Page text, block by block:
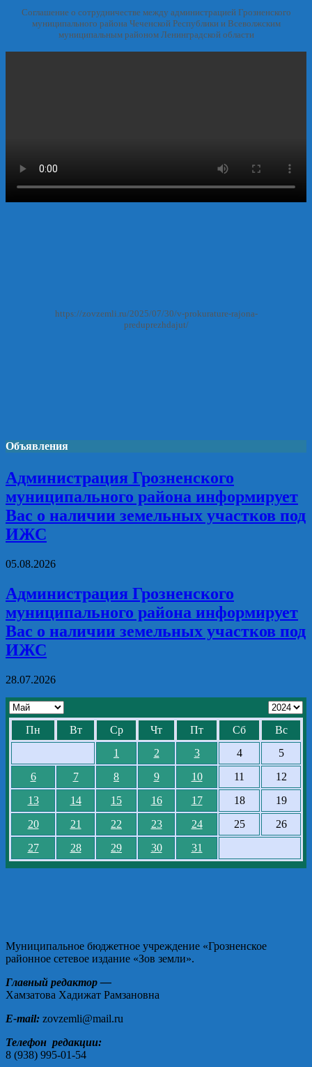
Соглашение о сотрудничестве между администрацией Грозненского
муниципального района Чеченской Республики и Всеволжским
муниципальным районом Ленинградской области
https://zovzemli.ru/2025/07/30/v-prokurature-rajona-
preduprezhdajut/
Объявления
Администрация Грозненского
муниципального района информирует
Вас о наличии земельных участков под
ИЖС
05.08.2026
Администрация Грозненского
муниципального района информирует
Вас о наличии земельных участков под
ИЖС
28.07.2026
Пн Вт Ср Чт Пт Сб
Вс
1
2 3 4
5
6
7 8 9 10 11
12
13
14 15 16 17 18
19
20
21 22 23 24 25
26
27
28 29 30 31
Муниципальное бюджетное учреждение «Грозненское
районное сетевое издание «Зов земли».
Главный редактор —
Хамзатова Хадижат Рамзановна
E-mail: zovzemli@mail.ru
Телефон редакции:
8 (938) 995-01-54